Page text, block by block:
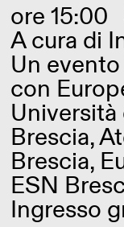
ore 15:00
A cura di
Un
con
Brescia,
Brescia,
ESN
Ingresso